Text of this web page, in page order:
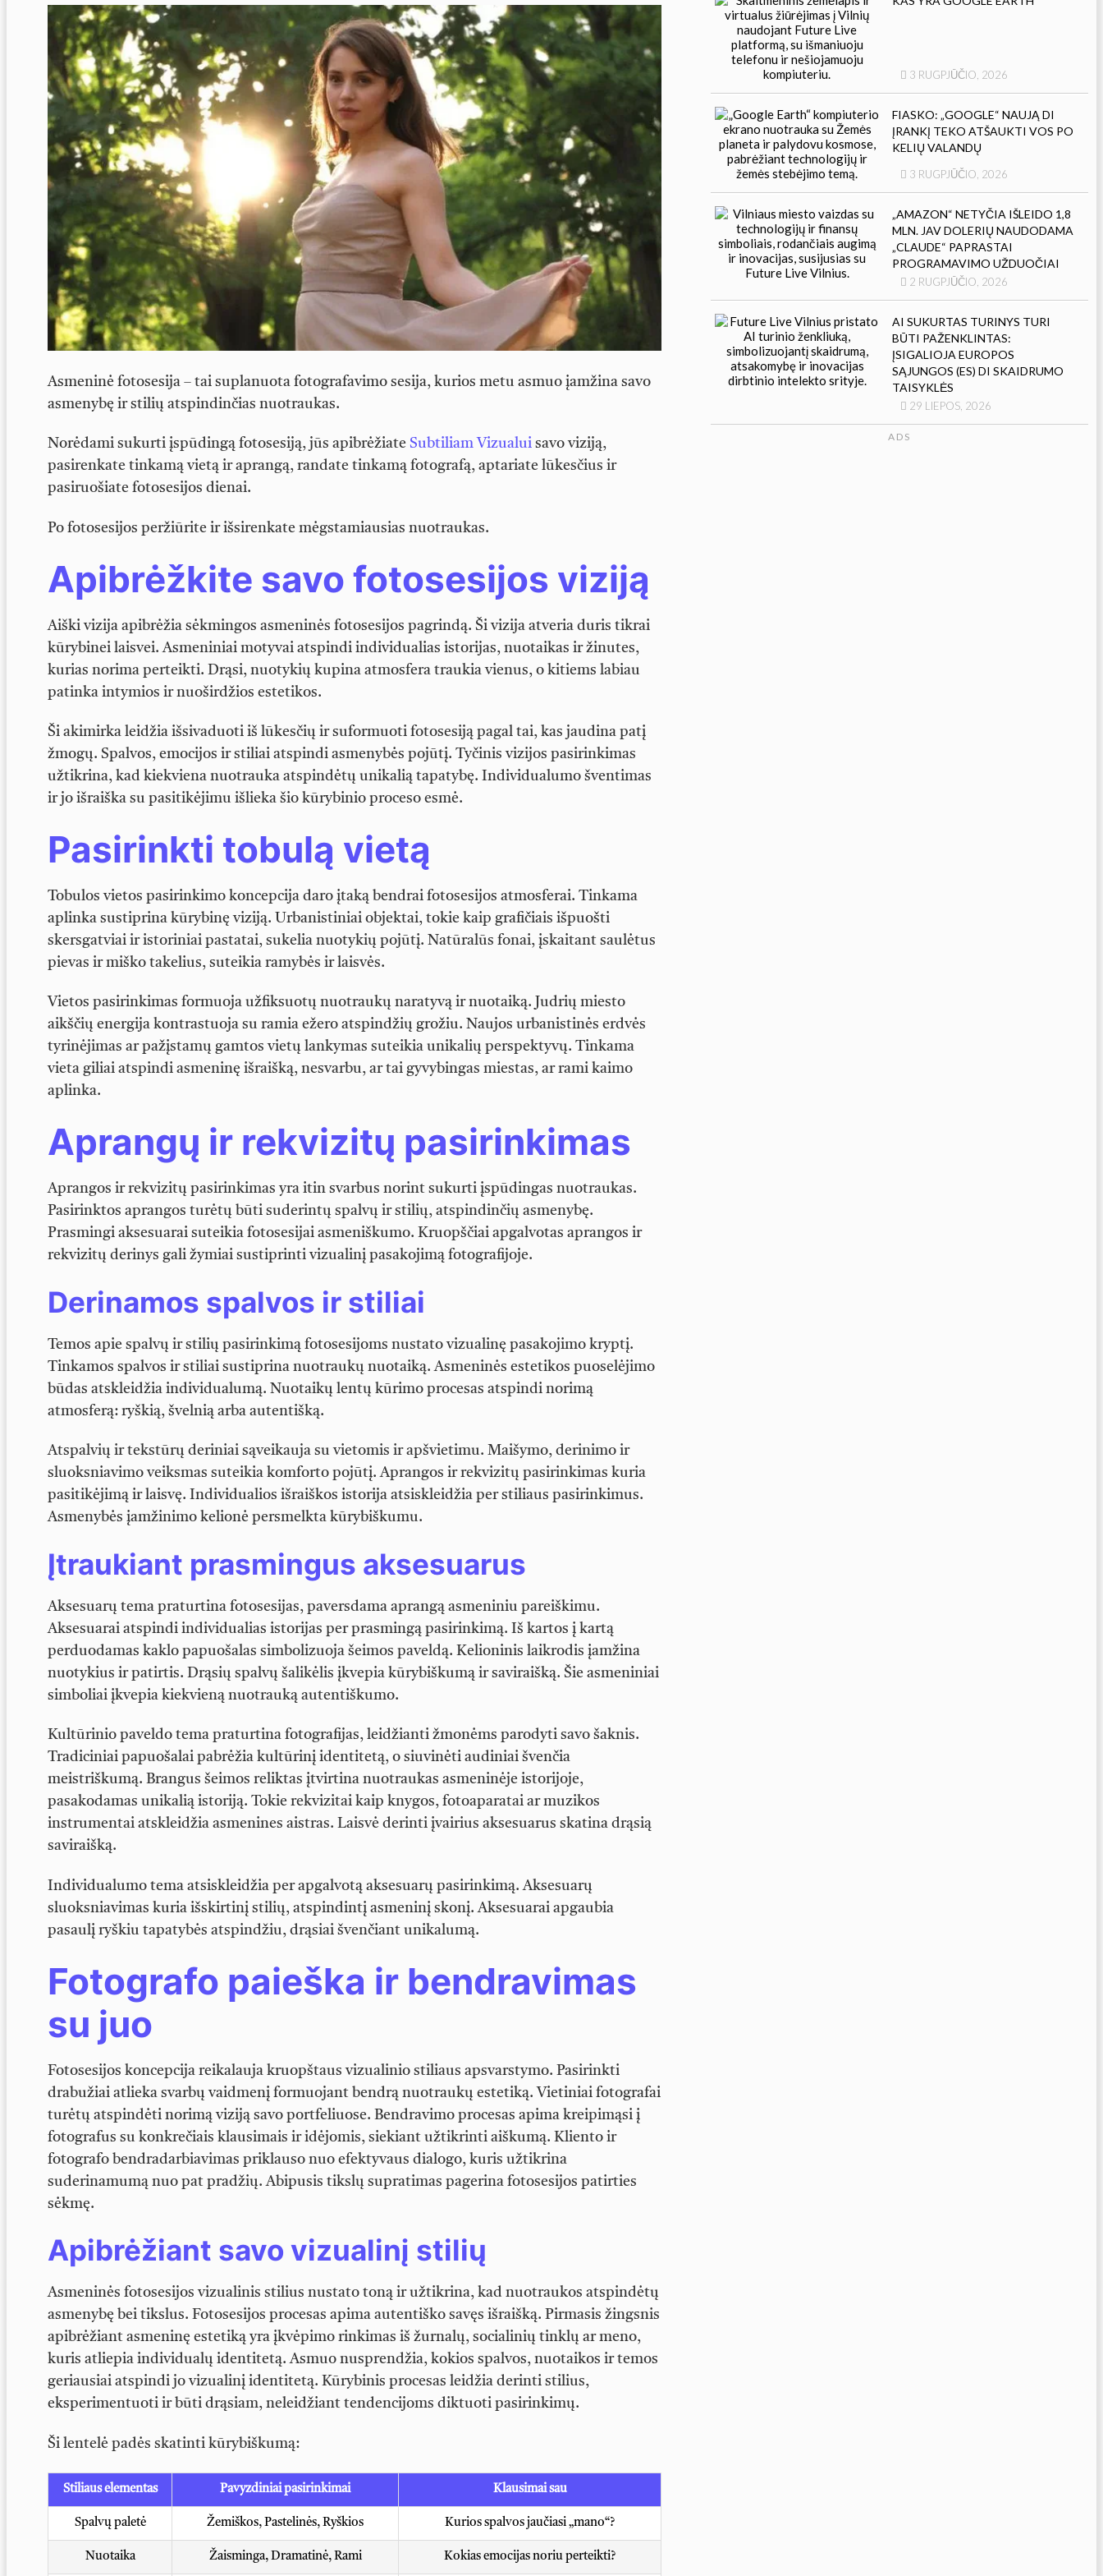
Asmeninė fotosesija – tai suplanuota fotografavimo sesija, kurios metu asmuo įamžina savo
asmenybę ir stilių atspindinčias nuotraukas.
Norėdami sukurti įspūdingą fotosesiją, jūs apibrėžiate Subtiliam Vizualui savo viziją,
pasirenkate tinkamą vietą ir aprangą, randate tinkamą fotografą, aptariate lūkesčius ir
pasiruošiate fotosesijos dienai.
Po fotosesijos peržiūrite ir išsirenkate mėgstamiausias nuotraukas.
Apibrėžkite savo fotosesijos viziją
Aiški vizija apibrėžia sėkmingos asmeninės fotosesijos pagrindą. Ši vizija atveria duris tikrai
kūrybinei laisvei. Asmeniniai motyvai atspindi individualias istorijas, nuotaikas ir žinutes,
kurias norima perteikti. Drąsi, nuotykių kupina atmosfera traukia vienus, o kitiems labiau
patinka intymios ir nuoširdžios estetikos.
Ši akimirka leidžia išsivaduoti iš lūkesčių ir suformuoti fotosesiją pagal tai, kas jaudina patį
žmogų. Spalvos, emocijos ir stiliai atspindi asmenybės pojūtį. Tyčinis vizijos pasirinkimas
užtikrina, kad kiekviena nuotrauka atspindėtų unikalią tapatybę. Individualumo šventimas
ir jo išraiška su pasitikėjimu išlieka šio kūrybinio proceso esmė.
Pasirinkti tobulą vietą
Tobulos vietos pasirinkimo koncepcija daro įtaką bendrai fotosesijos atmosferai. Tinkama
aplinka sustiprina kūrybinę viziją. Urbanistiniai objektai, tokie kaip grafičiais išpuošti
skersgatviai ir istoriniai pastatai, sukelia nuotykių pojūtį. Natūralūs fonai, įskaitant saulėtus
pievas ir miško takelius, suteikia ramybės ir laisvės.
Vietos pasirinkimas formuoja užfiksuotų nuotraukų naratyvą ir nuotaiką. Judrių miesto
aikščių energija kontrastuoja su ramia ežero atspindžių grožiu. Naujos urbanistinės erdvės
tyrinėjimas ar pažįstamų gamtos vietų lankymas suteikia unikalių perspektyvų. Tinkama
vieta giliai atspindi asmeninę išraišką, nesvarbu, ar tai gyvybingas miestas, ar rami kaimo
aplinka.
Aprangų ir rekvizitų pasirinkimas
Aprangos ir rekvizitų pasirinkimas yra itin svarbus norint sukurti įspūdingas nuotraukas.
Pasirinktos aprangos turėtų būti suderintų spalvų ir stilių, atspindinčių asmenybę.
Prasmingi aksesuarai suteikia fotosesijai asmeniškumo. Kruopščiai apgalvotas aprangos ir
rekvizitų derinys gali žymiai sustiprinti vizualinį pasakojimą fotografijoje.
Derinamos spalvos ir stiliai
Temos apie spalvų ir stilių pasirinkimą fotosesijoms nustato vizualinę pasakojimo kryptį.
Tinkamos spalvos ir stiliai sustiprina nuotraukų nuotaiką. Asmeninės estetikos puoselėjimo
būdas atskleidžia individualumą. Nuotaikų lentų kūrimo procesas atspindi norimą
atmosferą: ryškią, švelnią arba autentišką.
Atspalvių ir tekstūrų deriniai sąveikauja su vietomis ir apšvietimu. Maišymo, derinimo ir
sluoksniavimo veiksmas suteikia komforto pojūtį. Aprangos ir rekvizitų pasirinkimas kuria
pasitikėjimą ir laisvę. Individualios išraiškos istorija atsiskleidžia per stiliaus pasirinkimus.
Asmenybės įamžinimo kelionė persmelkta kūrybiškumu.
Įtraukiant prasmingus aksesuarus
Aksesuarų tema praturtina fotosesijas, paversdama aprangą asmeniniu pareiškimu.
Aksesuarai atspindi individualias istorijas per prasmingą pasirinkimą. Iš kartos į kartą
perduodamas kaklo papuošalas simbolizuoja šeimos paveldą. Kelioninis laikrodis įamžina
nuotykius ir patirtis. Drąsių spalvų šalikėlis įkvepia kūrybiškumą ir saviraišką. Šie asmeniniai
simboliai įkvepia kiekvieną nuotrauką autentiškumo.
Kultūrinio paveldo tema praturtina fotografijas, leidžianti žmonėms parodyti savo šaknis.
Tradiciniai papuošalai pabrėžia kultūrinį identitetą, o siuvinėti audiniai švenčia
meistriškumą. Brangus šeimos reliktas įtvirtina nuotraukas asmeninėje istorijoje,
pasakodamas unikalią istoriją. Tokie rekvizitai kaip knygos, fotoaparatai ar muzikos
instrumentai atskleidžia asmenines aistras. Laisvė derinti įvairius aksesuarus skatina drąsią
saviraišką.
Individualumo tema atsiskleidžia per apgalvotą aksesuarų pasirinkimą. Aksesuarų
sluoksniavimas kuria išskirtinį stilių, atspindintį asmeninį skonį. Aksesuarai apgaubia
pasaulį ryškiu tapatybės atspindžiu, drąsiai švenčiant unikalumą.
Fotografo paieška ir bendravimas
su juo
Fotosesijos koncepcija reikalauja kruopštaus vizualinio stiliaus apsvarstymo. Pasirinkti
drabužiai atlieka svarbų vaidmenį formuojant bendrą nuotraukų estetiką. Vietiniai fotografai
turėtų atspindėti norimą viziją savo portfeliuose. Bendravimo procesas apima kreipimąsi į
fotografus su konkrečiais klausimais ir idėjomis, siekiant užtikrinti aiškumą. Kliento ir
fotografo bendradarbiavimas priklauso nuo efektyvaus dialogo, kuris užtikrina
suderinamumą nuo pat pradžių. Abipusis tikslų supratimas pagerina fotosesijos patirties
sėkmę.
Apibrėžiant savo vizualinį stilių
Asmeninės fotosesijos vizualinis stilius nustato toną ir užtikrina, kad nuotraukos atspindėtų
asmenybę bei tikslus. Fotosesijos procesas apima autentiško savęs išraišką. Pirmasis žingsnis
apibrėžiant asmeninę estetiką yra įkvėpimo rinkimas iš žurnalų, socialinių tinklų ar meno,
kuris atliepia individualų identitetą. Asmuo nusprendžia, kokios spalvos, nuotaikos ir temos
geriausiai atspindi jo vizualinį identitetą. Kūrybinis procesas leidžia derinti stilius,
eksperimentuoti ir būti drąsiam, neleidžiant tendencijoms diktuoti pasirinkimų.
Ši lentelė padės skatinti kūrybiškumą:
Stiliaus elementas Pavyzdiniai pasirinkimai Klausimai sau
Spalvų paletė Žemiškos, Pastelinės, Ryškios Kurios spalvos jaučiasi „mano“?
Nuotaika Žaisminga, Dramatinė, Rami Kokias emocijas noriu perteikti?
3 RUGPJŪČIO, 2026
FIASKO: „GOOGLE“ NAUJĄ DI
ĮRANKĮ TEKO ATŠAUKTI VOS PO
KELIŲ VALANDŲ
3 RUGPJŪČIO, 2026
„AMAZON“ NETYČIA IŠLEIDO 1,8
MLN. JAV DOLERIŲ NAUDODAMA
„CLAUDE“ PAPRASTAI
PROGRAMAVIMO UŽDUOČIAI
2 RUGPJŪČIO, 2026
AI SUKURTAS TURINYS TURI
BŪTI PAŽENKLINTAS:
ĮSIGALIOJA EUROPOS
SĄJUNGOS (ES) DI SKAIDRUMO
TAISYKLĖS
29 LIEPOS, 2026
ADS